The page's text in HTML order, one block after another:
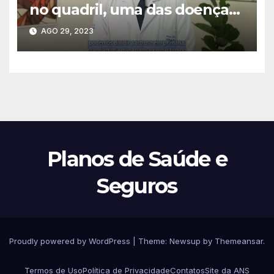
no quadril, uma das doenças
mais comuns na ortopedia, e
seu tratamento
AGO 29, 2023
Planos de Saúde e
Seguros
Proudly powered by WordPress Theme: Newsup by Themeansar.
Termos de UsoPolítica de PrivacidadeContatosSite da ANS